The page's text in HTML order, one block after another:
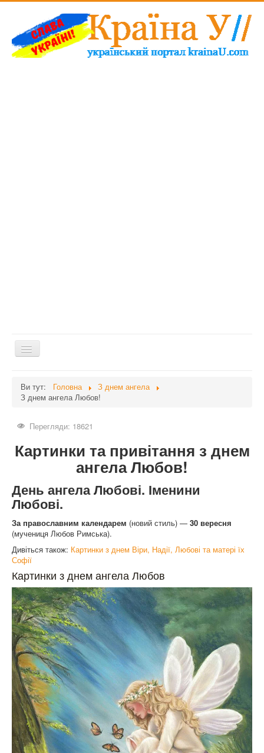
Перемикач
навігації
Дієти
Мати та дитина
Рецепти
Ви тут: Головна
З днем ангела
З днем ангела Любов!
Перегляди: 18621
Картинки та привітання з днем
ангела Любов!
День ангела Любові. Іменини
Любові.
За православним календарем (новий стиль) — 30 вересня
(мучениця Любов Римська).
Дивіться також: Картинки з днем Віри, Надії, Любові та матері їх
Софії
Картинки з днем ангела Любов